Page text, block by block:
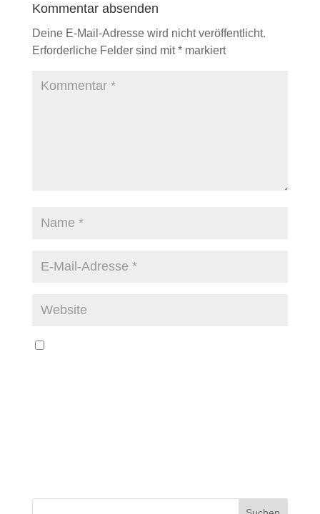
Kommentar absenden
Deine E-Mail-Adresse wird nicht veröffentlicht.
Erforderliche Felder sind mit*markiert